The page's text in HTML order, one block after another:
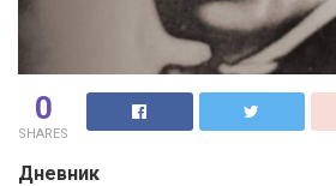
0
SHARES
Дневник